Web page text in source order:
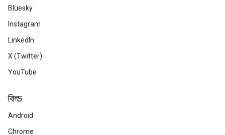
Bluesky
Instagram
LinkedIn
X (Twitter)
YouTube
বিল্ড
Android
Chrome